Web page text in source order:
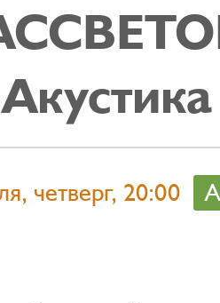
Акустика
четверг, 20:00